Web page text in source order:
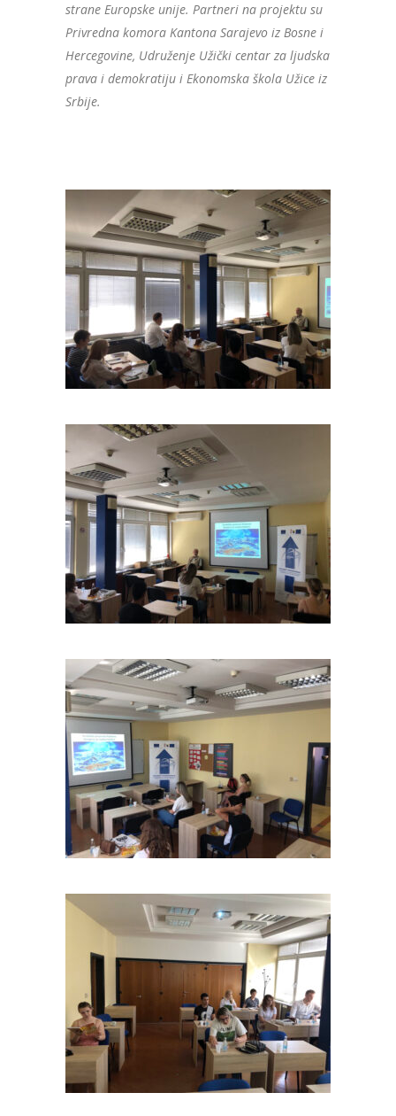
strane Europske unije. Partneri na projektu su
Privredna komora Kantona Sarajevo iz Bosne i
Hercegovine, Udruženje Užički centar za ljudska
prava i demokratiju i Ekonomska škola Užice iz
Srbije.